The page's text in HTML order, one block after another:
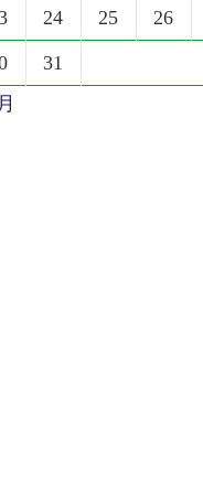
24 25 26
31